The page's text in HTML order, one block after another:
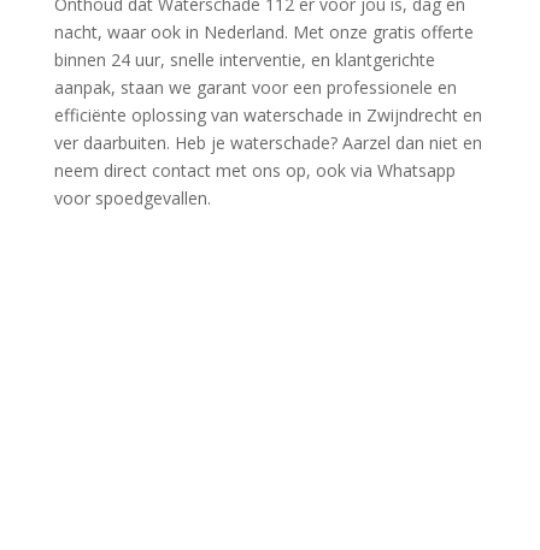
nacht, waar ook in Nederland.​ Met onze gratis offerte
binnen 24 uur, snelle interventie, en klantgerichte
aanpak, staan we garant voor een professionele en
efficiënte oplossing van waterschade in Zwijndrecht en
ver daarbuiten.​ Heb je waterschade? Aarzel dan niet en
neem direct contact met ons op, ook via Whatsapp
voor spoedgevallen.​